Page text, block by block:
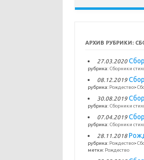
АРХИВ РУБРИКИ:
27.03.2020
рубрика: Сборники
08.12.2019
рубрика: Рождество>
30.08.2019
рубрика: Сборники
07.04.2019
рубрика: Сборники
28.11.2018
рубрика: Рождество>
метки: Рождество